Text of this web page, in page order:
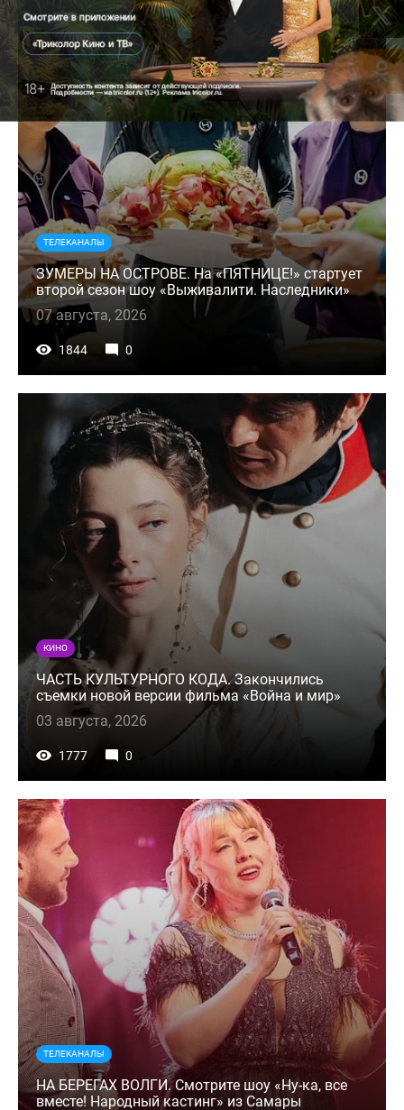
ТЕЛЕКАНАЛЫ
ЗУМЕРЫ НА ОСТРОВЕ. На «ПЯТНИЦЕ!» стартует
второй сезон шоу «Выживалити. Наследники»
07 августа, 2026
1844 0
КИНО
ЧАСТЬ КУЛЬТУРНОГО КОДА. Закончились
съемки новой версии фильма «Война и мир»
03 августа, 2026
1777 0
ТЕЛЕКАНАЛЫ
НА БЕРЕГАХ ВОЛГИ. Смотрите шоу «Ну-ка, все
вместе! Народный кастинг» из Самары